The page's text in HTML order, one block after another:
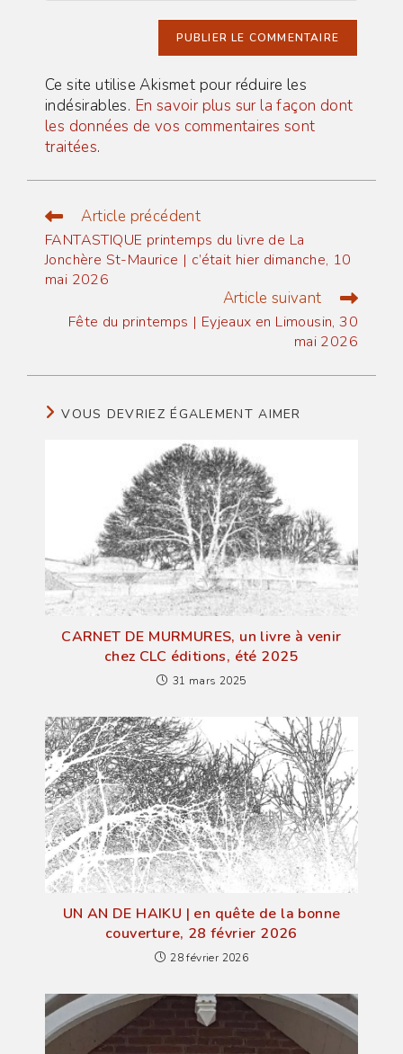
Ce site utilise Akismet pour réduire les
indésirables. En savoir plus sur la façon dont
les données de vos commentaires sont
traitées.
Read
more
articles
Article précédent
FANTASTIQUE printemps du livre de La
Jonchère St-Maurice | c’était hier dimanche, 10
mai 2026
Article suivant
Fête du printemps | Eyjeaux en Limousin, 30
mai 2026
VOUS DEVRIEZ ÉGALEMENT AIMER
CARNET DE MURMURES, un livre à venir
chez CLC éditions, été 2025
31 mars 2025
UN AN DE HAIKU | en quête de la bonne
couverture, 28 février 2026
28 février 2026